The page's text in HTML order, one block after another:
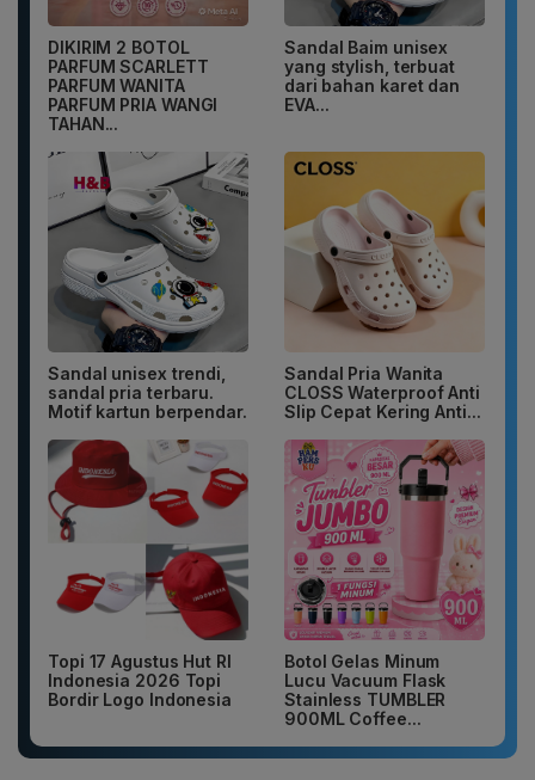
DIKIRIM 2 BOTOL
PARFUM SCARLETT
PARFUM WANITA
PARFUM PRIA WANGI
TAHAN...
Sandal Baim unisex
yang stylish, terbuat
dari bahan karet dan
EVA...
Sandal unisex trendi,
sandal pria terbaru.
Motif kartun berpendar.
Sandal Pria Wanita
CLOSS Waterproof Anti
Slip Cepat Kering Anti...
Topi 17 Agustus Hut RI
Indonesia 2026 Topi
Bordir Logo Indonesia
Botol Gelas Minum
Lucu Vacuum Flask
Stainless TUMBLER
900ML Coffee...